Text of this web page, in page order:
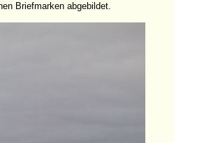
Briefmarken abgebildet.